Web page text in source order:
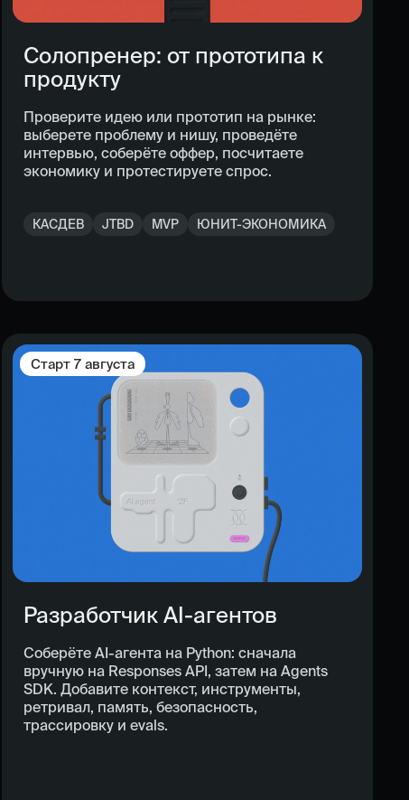
Солопренер: от прототипа к
продукту
Проверите идею или прототип на рынке:
выберете проблему и нишу, проведёте
интервью, соберёте оффер, посчитаете
экономику и протестируете спрос.
КАСДЕВ JTBD MVP ЮНИТ-ЭКОНОМИКА
Старт 7 августа
Разработчик AI-агентов
Соберёте AI-агента на Python: сначала
вручную на Responses API, затем на Agents
SDK. Добавите контекст, инструменты,
ретривал, память, безопасность,
трассировку и evals.